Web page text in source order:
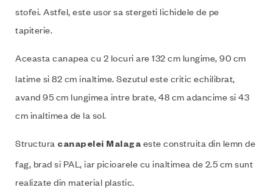
stofei. Astfel, este usor sa stergeti lichidele de pe
tapiterie.
Aceasta canapea cu 2 locuri are 132 cm lungime, 90 cm
latime si 82 cm inaltime. Sezutul este critic echilibrat,
avand 95 cm lungimea intre brate, 48 cm adancime si 43
cm inaltimea de la sol.
Structura canapelei Malaga este construita din lemn de
fag, brad si PAL, iar picioarele cu inaltimea de 2.5 cm sunt
realizate din material plastic.